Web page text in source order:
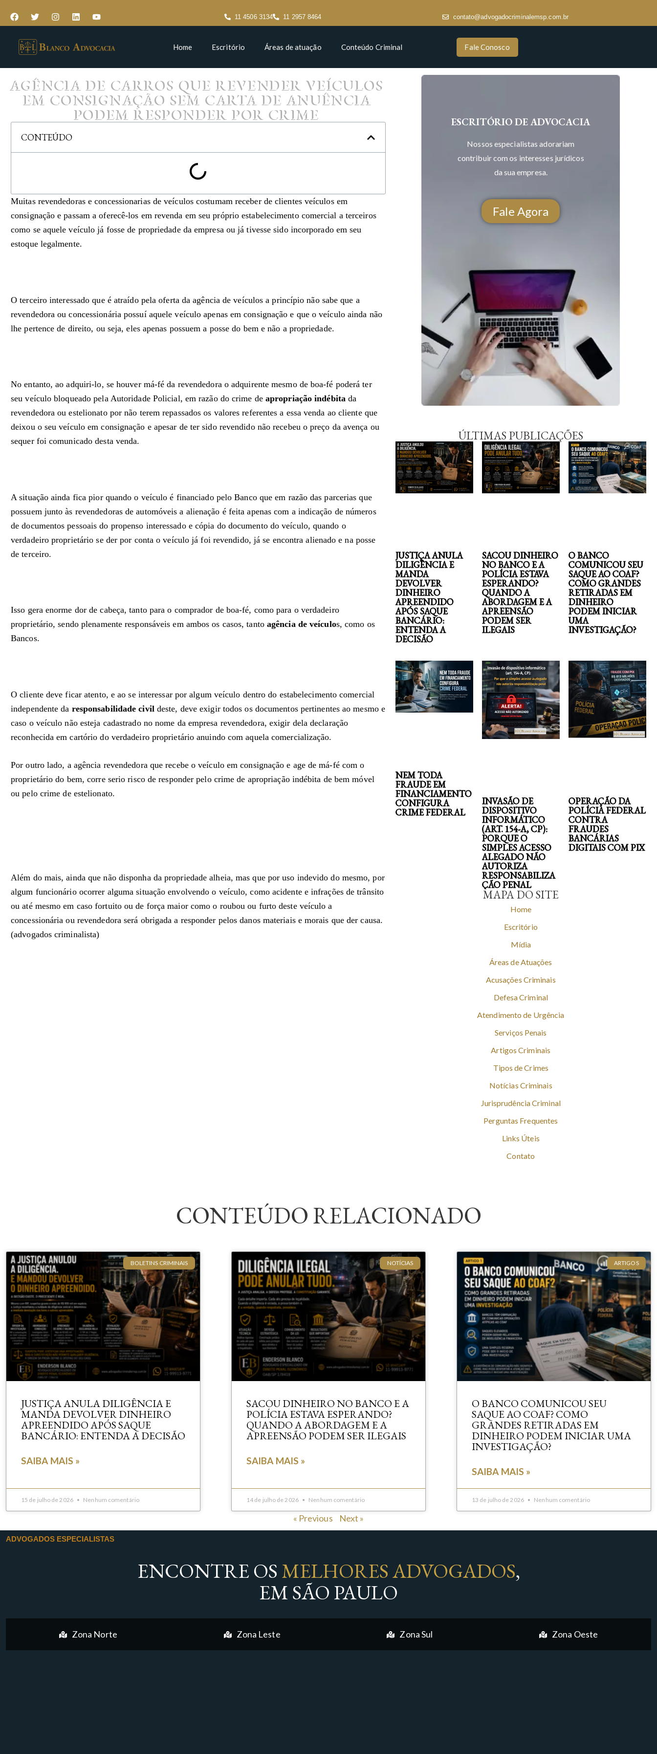
11 4506 3134 11 2957 8464 contato@advogadocriminalemsp.com.br
Home Escritório Áreas de atuação Conteúdo Criminal Fale Conosco
AGÊNCIA DE CARROS QUE REVENDER VEÍCULOS
EM CONSIGNAÇÃO SEM CARTA DE ANUÊNCIA
PODEM RESPONDER POR CRIME
CONTEÚDO
Muitas revendedoras e concessionarias de veículos costumam receber de clientes veículos em
consignação e passam a oferecê-los em revenda em seu próprio estabelecimento comercial a terceiros
como se aquele veículo já fosse de propriedade da empresa ou já tivesse sido incorporado em seu
estoque legalmente.
O terceiro interessado que é atraído pela oferta da agência de veículos a princípio não sabe que a
revendedora ou concessionária possuí aquele veículo apenas em consignação e que o veículo ainda não
lhe pertence de direito, ou seja, eles apenas possuem a posse do bem e não a propriedade.
No entanto, ao adquiri-lo, se houver má-fé da revendedora o adquirente mesmo de boa-fé poderá ter
seu veículo bloqueado pela Autoridade Policial, em razão do crime deapropriação indébitada
revendedora ou estelionato por não terem repassados os valores referentes a essa venda ao cliente que
deixou o seu veículo em consignação e apesar de ter sido revendido não recebeu o preço da avença ou
sequer foi comunicado desta venda.
A situação ainda fica pior quando o veículo é financiado pelo Banco que em razão das parcerias que
possuem junto às revendedoras de automóveis a alienação é feita apenas com a indicação de números
de documentos pessoais do propenso interessado e cópia do documento do veículo, quando o
verdadeiro proprietário se der por conta o veículo já foi revendido, já se encontra alienado e na posse
de terceiro.
Isso gera enorme dor de cabeça, tanto para o comprador de boa-fé, como para o verdadeiro
proprietário, sendo plenamente responsáveis em ambos os casos, tanto agência de veículos, como os
Bancos.
O cliente deve ficar atento, e ao se interessar por algum veículo dentro do estabelecimento comercial
independente da responsabilidade civil deste, deve exigir todos os documentos pertinentes ao mesmo e
caso o veículo não esteja cadastrado no nome da empresa revendedora, exigir dela declaração
reconhecida em cartório do verdadeiro proprietário anuindo com aquela comercialização.
Por outro lado, a agência revendedora que recebe o veículo em consignação e age de má-fé com o
proprietário do bem, corre serio risco de responder pelo crime de apropriação indébita de bem móvel
ou pelo crime de estelionato.
Além do mais, ainda que não disponha da propriedade alheia, mas que por uso indevido do mesmo, por
algum funcionário ocorrer alguma situação envolvendo o veículo, como acidente e infrações de trânsito
ou até mesmo em caso fortuito ou de força maior como o roubou ou furto deste veículo a
concessionária ou revendedora será obrigada a responder pelos danos materiais e morais que der causa.
(advogados criminalista)
ESCRITÓRIO DE ADVOCACIA
Nossos especialistas adorariam
contribuir com os interesses jurídicos
da sua empresa.
ÚLTIMAS PUBLICAÇÕES
Fale Agora
JUSTIÇA ANULA
DILIGÊNCIA E
MANDA
DEVOLVER
DINHEIRO
APREENDIDO
APÓS SAQUE
BANCÁRIO:
ENTENDA A
DECISÃO
SACOU DINHEIRO
NO BANCO E A
POLÍCIA ESTAVA
ESPERANDO?
QUANDO A
ABORDAGEM E A
APREENSÃO
PODEM SER
ILEGAIS
O BANCO
COMUNICOU SEU
SAQUE AO COAF?
COMO GRANDES
RETIRADAS EM
DINHEIRO
PODEM INICIAR
UMA
INVESTIGAÇÃO?
NEM TODA
FRAUDE EM
FINANCIAMENTO
CONFIGURA
CRIME FEDERAL
INVASÃO DE
DISPOSITIVO
INFORMÁTICO
(ART. 154-A, CP):
PORQUE O
SIMPLES ACESSO
ALEGADO NÃO
AUTORIZA
RESPONSABILIZA
ÇÃO PENAL
OPERAÇÃO DA
POLÍCIA FEDERAL
CONTRA
FRAUDES
BANCÁRIAS
DIGITAIS COM PIX
MAPA DO SITE
Home
Escritório
Mídia
Áreas de Atuações
Acusações Criminais
Defesa Criminal
Atendimento de Urgência
Serviços Penais
Artigos Criminais
Tipos de Crimes
Notícias Criminais
Jurisprudência Criminal
Perguntas Frequentes
Links Úteis
Contato
CONTEÚDO RELACIONADO
BOLETINS CRIMINAIS
JUSTIÇA ANULA DILIGÊNCIA E
MANDA DEVOLVER DINHEIRO
APREENDIDO APÓS SAQUE
BANCÁRIO: ENTENDA A DECISÃO
SAIBA MAIS »
15 de julho de 2026 Nenhum comentário
NOTÍCIAS
SACOU DINHEIRO NO BANCO E A
POLÍCIA ESTAVA ESPERANDO?
QUANDO A ABORDAGEM E A
APREENSÃO PODEM SER ILEGAIS
SAIBA MAIS »
14 de julho de 2026 Nenhum comentário
ARTIGOS
O BANCO COMUNICOU SEU
SAQUE AO COAF? COMO
GRANDES RETIRADAS EM
DINHEIRO PODEM INICIAR UMA
INVESTIGAÇÃO?
SAIBA MAIS »
13 de julho de 2026 Nenhum comentário
« Previous Next »
ADVOGADOS ESPECIALISTAS
ENCONTRE OS MELHORES ADVOGADOS,
EM SÃO PAULO
Zona Norte Zona Leste Zona Sul Zona Oeste